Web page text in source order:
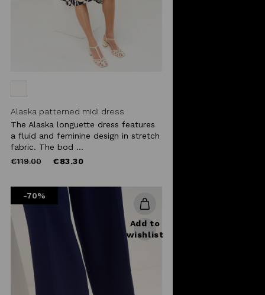
Alaska patterned midi dress
The Alaska longuette dress features
a fluid and feminine design in stretch
fabric. The bod ...
Price
€119.00to €83.30
-70%
Add to
wishlist